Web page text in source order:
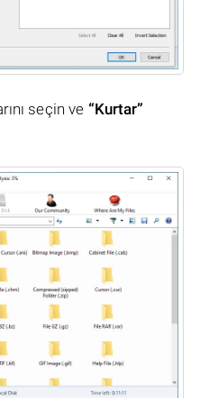
seçin ve “Kurtar”